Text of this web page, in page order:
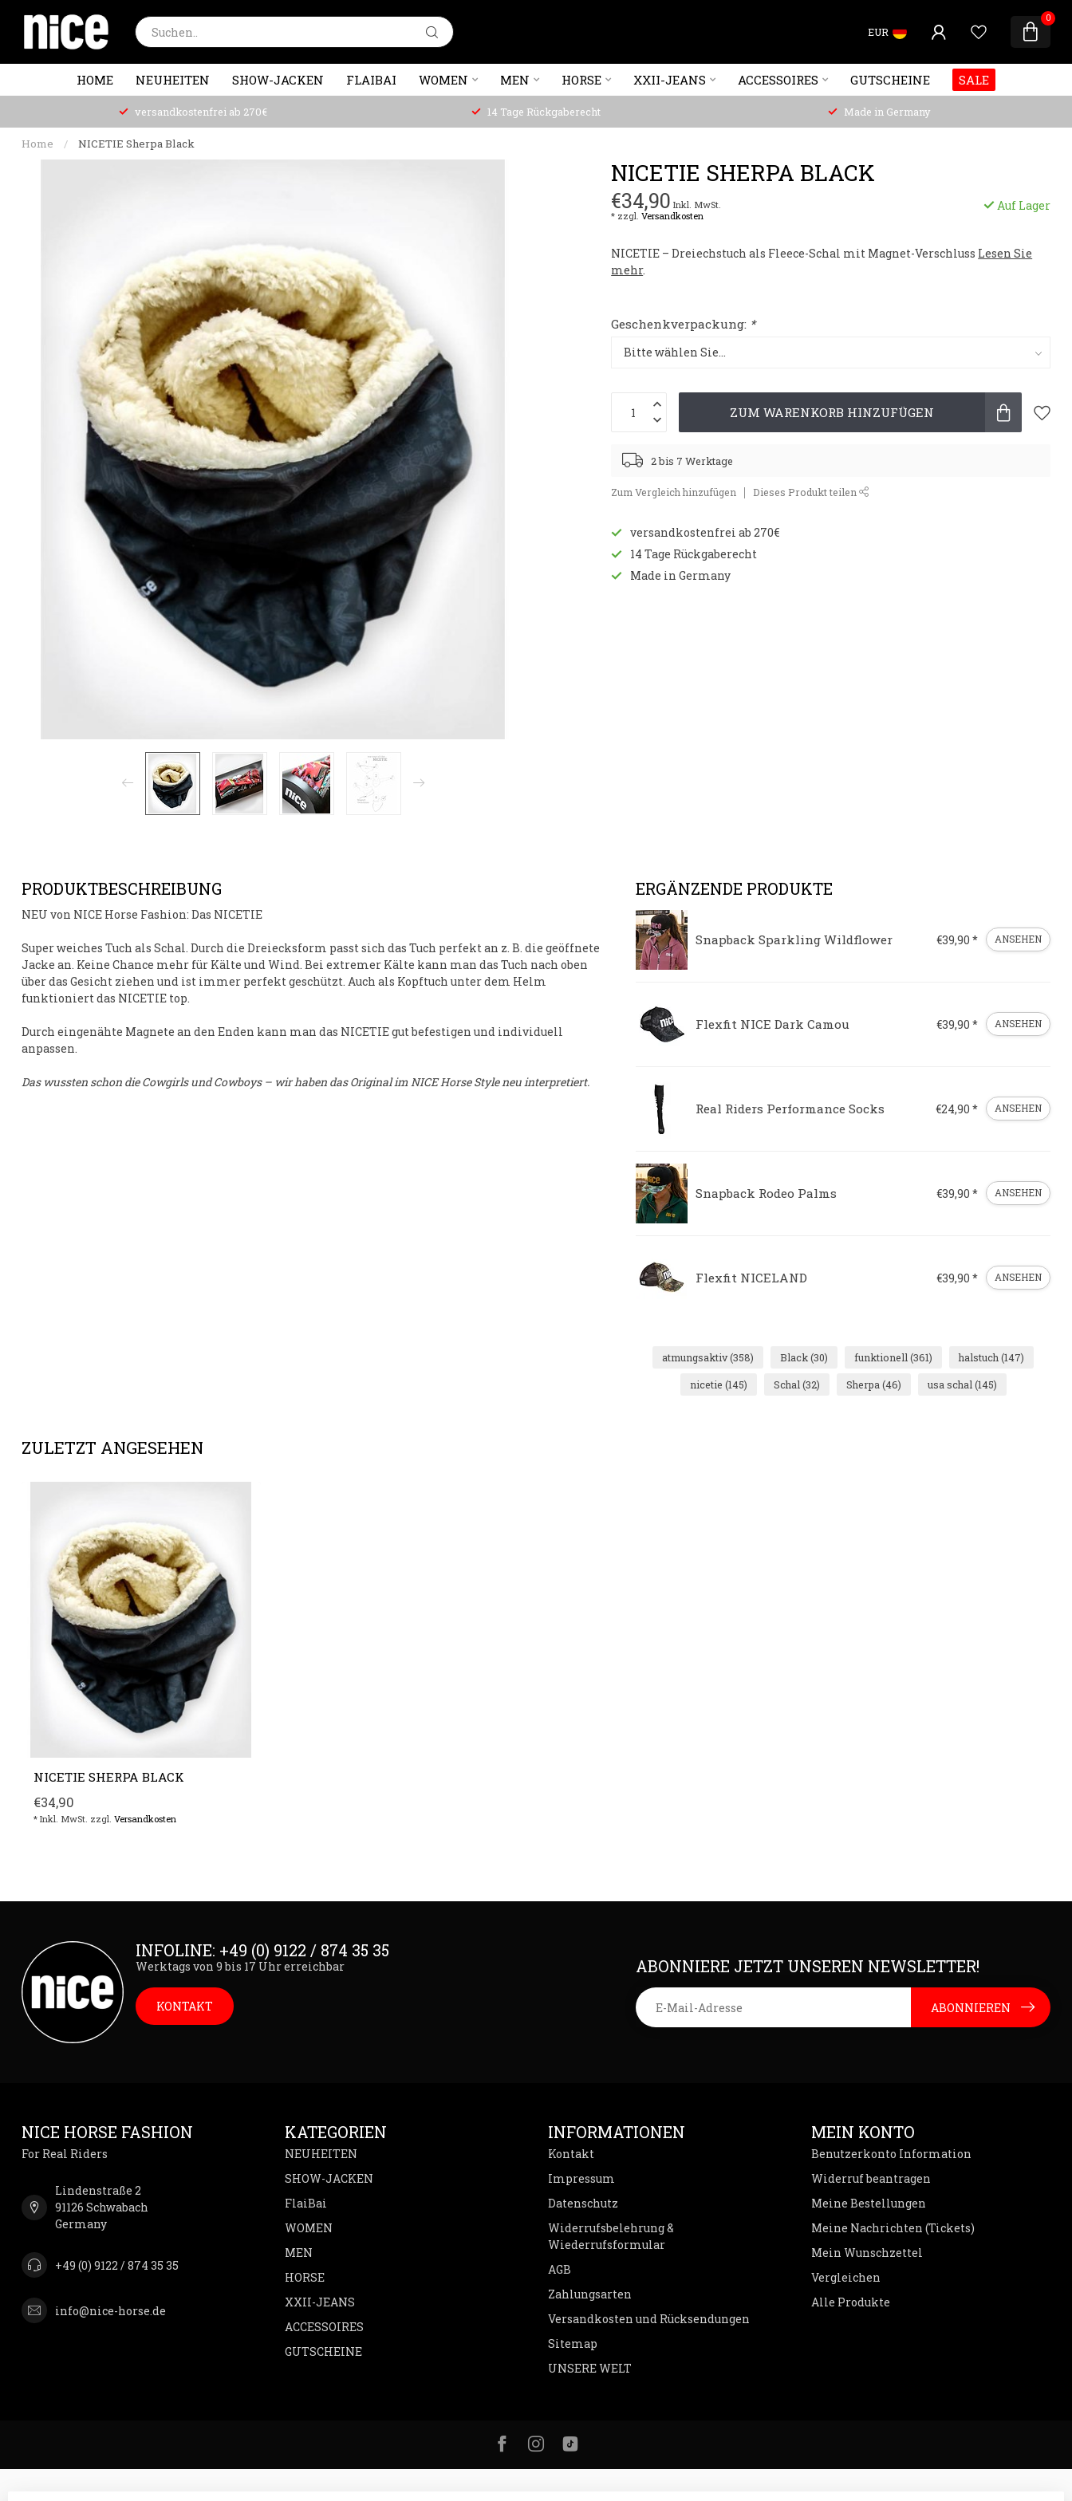
EUR
0
HOME NEUHEITEN SHOW-JACKEN FLAIBAI WOMEN MEN HORSE XXII-JEANS ACCESSOIRES GUTSCHEINE SALE
versandkostenfrei ab 270€ 14 Tage Rückgaberecht Made in Germany
Home / NICETIE Sherpa Black
NICETIE SHERPA BLACK
€34,90 Inkl. MwSt.
* zzgl.Versandkosten
Auf Lager
NICETIE – Dreiechstuch als Fleece-Schal mit Magnet-Verschluss Lesen Sie
mehr.
Geschenkverpackung: *
ZUM WARENKORB HINZUFÜGEN
2 bis 7 Werktage
Zum Vergleich hinzufügen Dieses Produkt teilen
versandkostenfrei ab 270€
14 Tage Rückgaberecht
Made in Germany
PRODUKTBESCHREIBUNG
NEU von NICE Horse Fashion: Das NICETIE
Super weiches Tuch als Schal. Durch die Dreiecksform passt sich das Tuch perfekt an z. B. die geöffnete
Jacke an. Keine Chance mehr für Kälte und Wind. Bei extremer Kälte kann man das Tuch nach oben
über das Gesicht ziehen und ist immer perfekt geschützt. Auch als Kopftuch unter dem Helm
funktioniert das NICETIE top.
Durch eingenähte Magnete an den Enden kann man das NICETIEgut befestigen und individuell
anpassen.
Das wussten schon die Cowgirls und Cowboys – wir haben das Original im NICE Horse Style neu interpretiert.
ERGÄNZENDE PRODUKTE
Snapback Sparkling Wildflower €39,90 * ANSEHEN
Flexfit NICE Dark Camou €39,90 * ANSEHEN
Real Riders Performance Socks €24,90 * ANSEHEN
Snapback Rodeo Palms €39,90 * ANSEHEN
Flexfit NICELAND €39,90 * ANSEHEN
atmungsaktiv(358) Black(30) funktionell (361) halstuch (147)
nicetie (145) Schal (32) Sherpa (46) usa schal (145)
ZULETZT ANGESEHEN
NICETIE SHERPA BLACK
€34,90
* Inkl. MwSt. zzgl. Versandkosten
INFOLINE: +49 (0) 9122 / 874 35 35
Werktags von 9 bis 17 Uhr erreichbar
KONTAKT
ABONNIERE JETZT UNSEREN NEWSLETTER!
ABONNIEREN
NICE HORSE FASHION
For Real Riders
Lindenstraße 2
91126 Schwabach
Germany
+49 (0) 9122 / 874 35 35
info@nice-horse.de
KATEGORIEN
NEUHEITEN
SHOW-JACKEN
FlaiBai
WOMEN
MEN
HORSE
XXII-JEANS
ACCESSOIRES
GUTSCHEINE
INFORMATIONEN
Kontakt
Impressum
Datenschutz
Widerrufsbelehrung &
Wiederrufsformular
AGB
Zahlungsarten
Versandkosten und Rücksendungen
Sitemap
UNSERE WELT
MEIN KONTO
Benutzerkonto Information
Widerruf beantragen
Meine Bestellungen
Meine Nachrichten (Tickets)
Mein Wunschzettel
Vergleichen
Alle Produkte